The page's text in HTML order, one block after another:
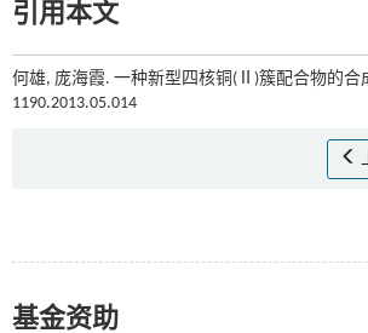
引用本文
何雄, 庞海霞. 一种新型四核铜(Ⅱ)簇配合物的合
1190.2013.05.014
基金资助